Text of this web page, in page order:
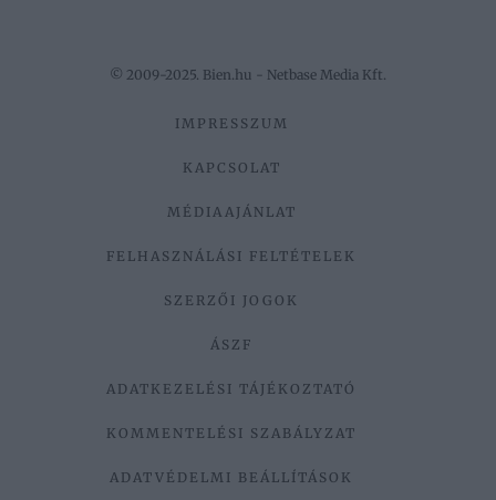
© 2009-2025. Bien.hu - Netbase Media Kft.
IMPRESSZUM
KAPCSOLAT
MÉDIAAJÁNLAT
FELHASZNÁLÁSI FELTÉTELEK
SZERZŐI JOGOK
ÁSZF
ADATKEZELÉSI TÁJÉKOZTATÓ
KOMMENTELÉSI SZABÁLYZAT
ADATVÉDELMI BEÁLLÍTÁSOK